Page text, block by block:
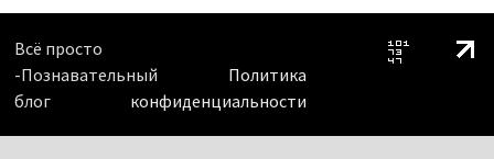
Всё просто
-Познавательный
блог
Политика
конфиденциальности